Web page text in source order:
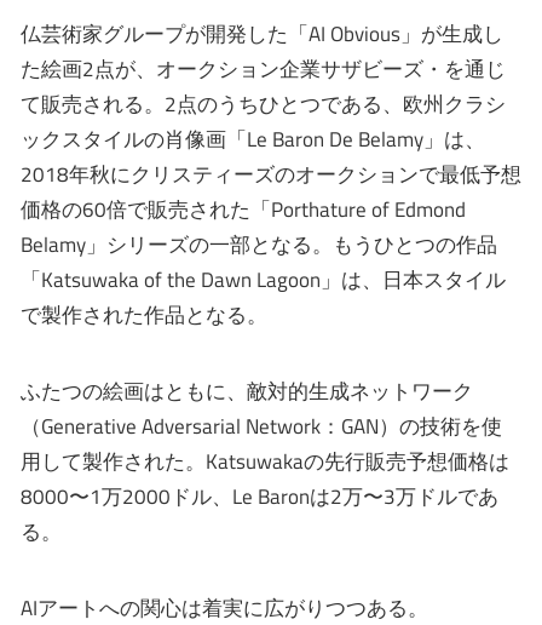
仏芸術家グループが開発した「AI Obvious」が生成し
た絵画2点が、オークション企業サザビーズ・を通じ
て販売される。2点のうちひとつである、欧州クラシ
ックスタイルの肖像画「Le Baron De Belamy」は、
2018年秋にクリスティーズのオークションで最低予想
価格の60倍で販売された「Porthature of Edmond
Belamy」シリーズの一部となる。もうひとつの作品
「Katsuwaka of the Dawn Lagoon」は、日本スタイル
で製作された作品となる。
ふたつの絵画はともに、敵対的生成ネットワーク
（Generative Adversarial Network：GAN）の技術を使
用して製作された。Katsuwakaの先行販売予想価格は
8000〜1万2000ドル、Le Baronは2万〜3万ドルであ
る。
AIアートへの関心は着実に広がりつつある。